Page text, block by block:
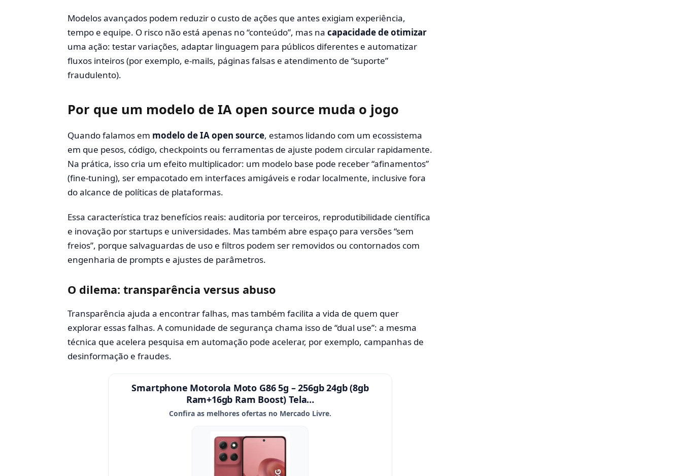
Modelos avançados podem reduzir o custo de ações que antes exigiam experiência,
tempo e equipe. O risco não está apenas no “conteúdo”, mas na capacidade de otimizar
uma ação: testar variações, adaptar linguagem para públicos diferentes e automatizar
fluxos inteiros (por exemplo, e-mails, páginas falsas e atendimento de “suporte”
fraudulento).
Por que um modelo de IA open source muda o jogo
Quando falamos em modelo de IA open source, estamos lidando com um ecossistema
em que pesos, código, checkpoints ou ferramentas de ajuste podem circular rapidamente.
Na prática, isso cria um efeito multiplicador: um modelo base pode receber “afinamentos”
(fine-tuning), ser empacotado em interfaces amigáveis e rodar localmente, inclusive fora
do alcance de políticas de plataformas.
Essa característica traz benefícios reais: auditoria por terceiros, reprodutibilidade científica
e inovação por startups e universidades. Mas também abre espaço para versões “sem
freios”, porque salvaguardas de uso e filtros podem ser removidos ou contornados com
engenharia de prompts e ajustes de parâmetros.
O dilema: transparência versus abuso
Transparência ajuda a encontrar falhas, mas também facilita a vida de quem quer
explorar essas falhas. A comunidade de segurança chama isso de “dual use”: a mesma
técnica que acelera pesquisa em automação pode acelerar, por exemplo, campanhas de
desinformação e fraudes.
Smartphone Motorola Moto G86 5g – 256gb 24gb (8gb
Ram+16gb Ram Boost) Tela…
Confira as melhores ofertas no Mercado Livre.